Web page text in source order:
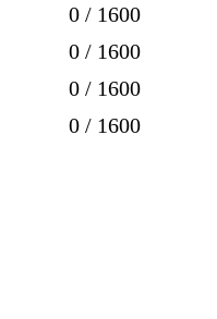
0 / 1600
0 / 1600
0 / 1600
0 / 1600